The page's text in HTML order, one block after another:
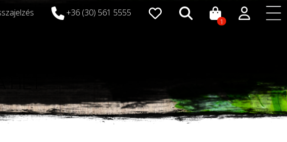
+36 (30) 561 5555
1